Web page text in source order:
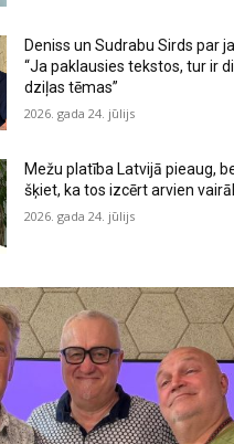
Deniss un Sudrabu Sirds par
“Ja paklausies tekstos, tur ir
dziļas tēmas”
2026. gada 24. jūlijs
Mežu platība Latvijā pieaug,
šķiet, ka tos izcērt arvien
2026. gada 24. jūlijs